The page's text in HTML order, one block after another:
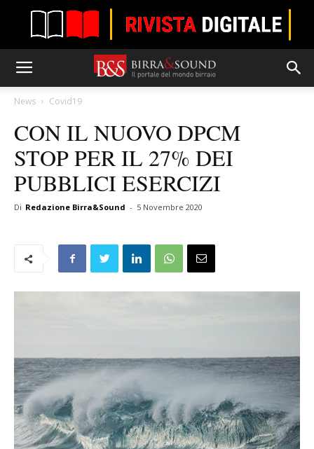
News Covid19
CON IL NUOVO DPCM
STOP PER IL 27% DEI
PUBBLICI ESERCIZI
Di Redazione Birra&Sound - 5 Novembre 2020